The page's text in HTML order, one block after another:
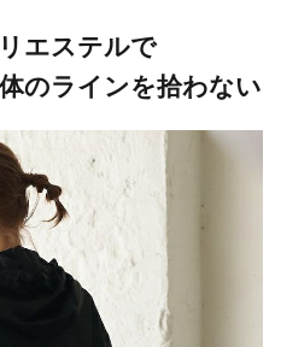
エステルで
のラインを拾わない